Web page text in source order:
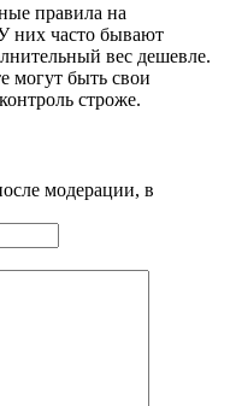
правила на
них часто бывают
вес дешевле.
могут быть свои
строже.
модерации, в